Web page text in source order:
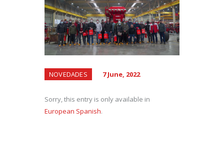
NOVEDADES 7 June, 2022
Sorry, this entry is only available in
European Spanish.